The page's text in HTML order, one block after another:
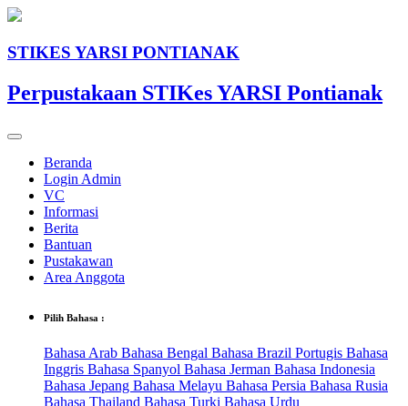
STIKES YARSI PONTIANAK
Perpustakaan STIKes YARSI Pontianak
Beranda
Login Admin
VC
Informasi
Berita
Bantuan
Pustakawan
Area Anggota
Pilih Bahasa :
Bahasa Arab Bahasa Bengal Bahasa Brazil Portugis Bahasa
Inggris Bahasa Spanyol Bahasa Jerman Bahasa Indonesia
Bahasa Jepang Bahasa Melayu Bahasa Persia Bahasa Rusia
Bahasa Thailand Bahasa Turki Bahasa Urdu